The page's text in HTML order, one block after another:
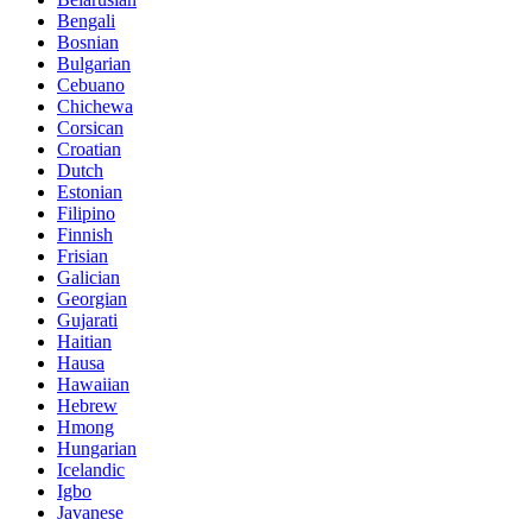
Bengali
Bosnian
Bulgarian
Cebuano
Chichewa
Corsican
Croatian
Dutch
Estonian
Filipino
Finnish
Frisian
Galician
Georgian
Gujarati
Haitian
Hausa
Hawaiian
Hebrew
Hmong
Hungarian
Icelandic
Igbo
Javanese